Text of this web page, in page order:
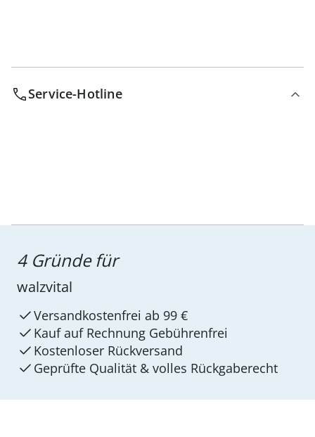
Service-Hotline
4 Gründe für
walzvital
Versandkostenfrei ab 99 €
Kauf auf Rechnung Gebührenfrei
Kostenloser Rückversand
Geprüfte Qualität & volles Rückgaberecht